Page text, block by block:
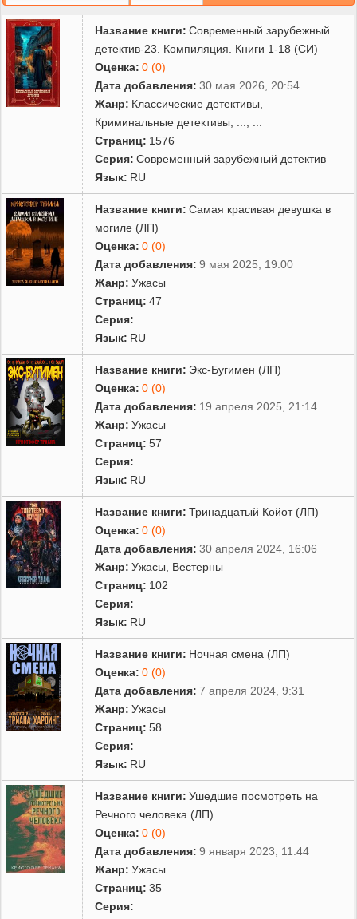
Название книги: Современный зарубежный
детектив-23. Компиляция. Книги 1-18 (СИ)
Оценка: 0 (0)
Дата добавления: 30 мая 2026, 20:54
Жанр: Классические детективы
Криминальные детективы
Страниц: 1576
Серия: Современный зарубежный детектив
Язык: RU
Название книги: Самая красивая девушка в
могиле (ЛП)
Оценка: 0 (0)
Дата добавления: 9 мая 2025, 19:00
Жанр: Ужасы
Страниц: 47
Серия:
Язык: RU
Название книги: Экс-Бугимен (ЛП)
Оценка: 0 (0)
Дата добавления: 19 апреля 2025, 21:14
Жанр: Ужасы
Страниц: 57
Серия:
Язык: RU
Название книги: Тринадцатый Койот (ЛП)
Оценка: 0 (0)
Дата добавления: 30 апреля 2024, 16:06
Жанр: Ужасы
Вестерны
Страниц: 102
Серия:
Язык: RU
Название книги: Ночная смена (ЛП)
Оценка: 0 (0)
Дата добавления: 7 апреля 2024, 9:31
Жанр: Ужасы
Страниц: 58
Серия:
Язык: RU
Название книги: Ушедшие посмотреть на
Речного человека (ЛП)
Оценка: 0 (0)
Дата добавления: 9 января 2023, 11:44
Жанр: Ужасы
Страниц: 35
Серия: